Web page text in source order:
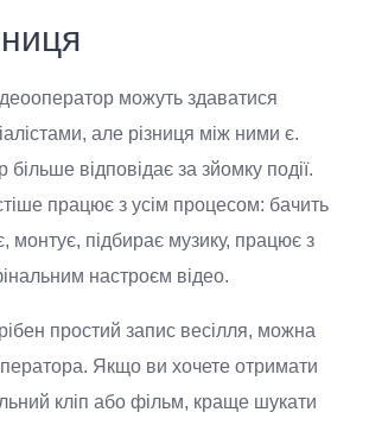
можуть здаватися
але різниця між ними є.
більше відповідає за зйомку події.
працює з усім процесом: бачить
монтує, підбирає музику, працює з
настроєм відео.
простий запис весілля, можна
Якщо ви хочете отримати
кліп або фільм, краще шукати